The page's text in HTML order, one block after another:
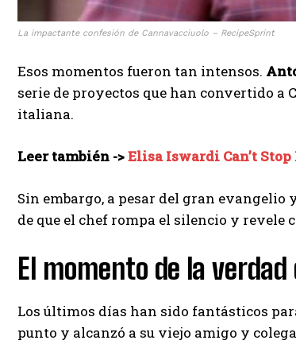
Muhammad
La impactante confesión de Cannavacciuolo – RecipeSprint
Esos momentos fueron tan intensos.
serie de proyectos que han convertido a
italiana.
Leer también ->Elisa Iswardi Can’t
Sin embargo, a pesar del gran evangelio
de que el chef rompa el silencio y revele
El momento de la
Los últimos días han sido fantásticos
punto y alcanzó a su viejo amigo y